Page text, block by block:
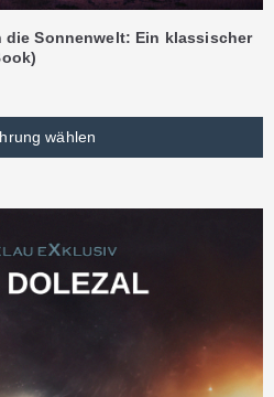
die Sonnenwelt: Ein klassischer
wählen